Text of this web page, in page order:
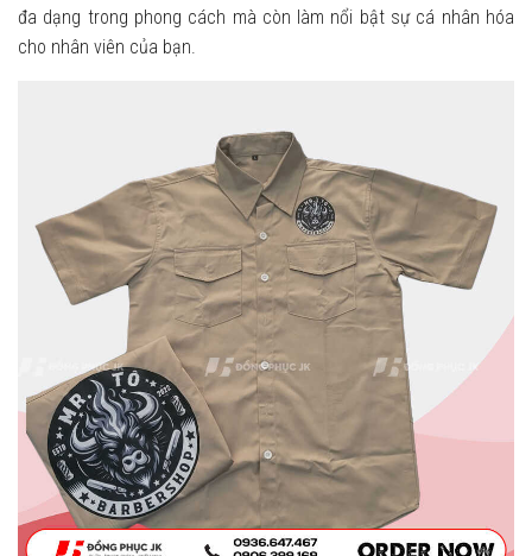
đa dạng trong phong cách mà còn làm nổi bật sự cá nhân hóa
cho nhân viên của bạn.